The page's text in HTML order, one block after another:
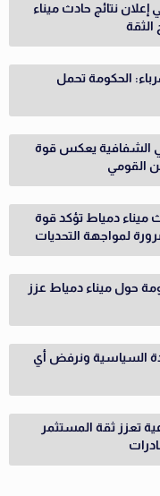
نتائج حادث ميناء
الحكومة تحمل
الشفافية يعكس قوة
القومي
دمياط تؤكد قوة
لمواجهة التحديات
حول ميناء دمياط عزز
السياسية ونرفض أي
تعزز ثقة المستثمر